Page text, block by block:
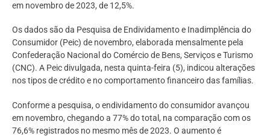
em novembro de 2023, de 12,5%.
Os dados são da Pesquisa de Endividamento e Inadimplência do
Consumidor (Peic) de novembro, elaborada mensalmente pela
Confederação Nacional do Comércio de Bens, Serviços e Turismo
(CNC). A Peic divulgada, nesta quinta-feira (5), indicou alterações
nos tipos de crédito e no comportamento financeiro das famílias.
Conforme a pesquisa, o endividamento do consumidor avançou
em novembro, chegando a 77% do total, na comparação com os
76,6% registrados no mesmo mês de 2023. O aumento é